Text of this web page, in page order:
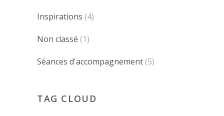
Inspirations (4)
Non classé (1)
Séances d'accompagnement (5)
TAG CLOUD